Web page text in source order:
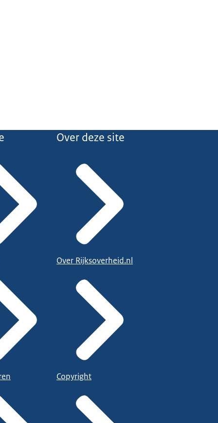
Over deze site
Over Rijksoverheid.nl
Copyright